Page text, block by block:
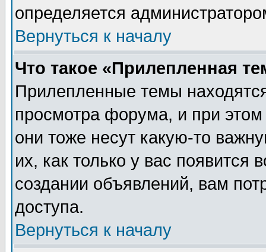
определяется
Вернуться к началу
Что такое «Прилепленная
Прилепленные темы
просмотра форума, и при
они тоже несут какую-то
их, как только у вас появится
создании объявлений, вам
доступа.
Вернуться к началу